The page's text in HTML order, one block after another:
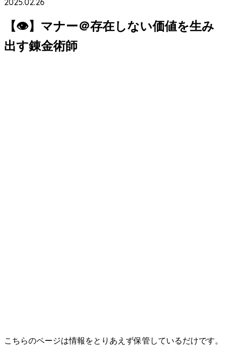
2025.02.26
【👁】マナー＠存在しない価値を生み
出す錬金術師
こちらのページは情報をとりあえず保管しているだけです。